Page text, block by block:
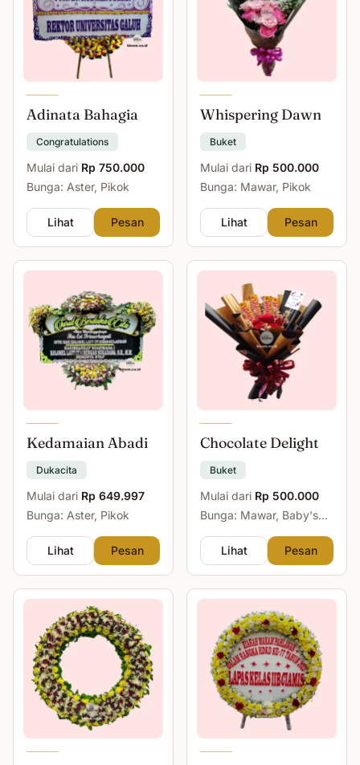
Adinata Bahagia
Congratulations
Mulai dari Rp 750.000
Bunga: Aster, Pikok
Lihat Pesan
Whispering Dawn
Buket
Mulai dari Rp 500.000
Bunga: Mawar, Pikok
Lihat Pesan
Kedamaian Abadi
Dukacita
Mulai dari Rp 649.997
Bunga: Aster, Pikok
Lihat Pesan
Chocolate Delight
Buket
Mulai dari Rp 500.000
Bunga: Mawar, Baby's
Lihat
Pesan